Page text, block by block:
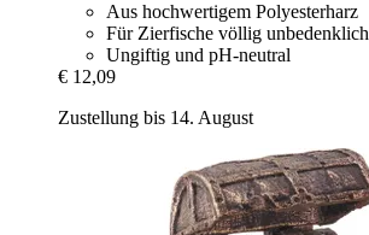
Aus hochwertigem Polyesterharz
Für Zierfische völlig unbedenklich
Ungiftig und pH-neutral
€ 12,09
Zustellung bis 14. August